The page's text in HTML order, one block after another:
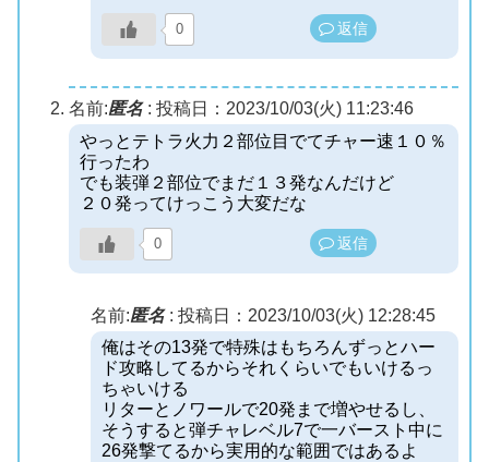
0 返信
名前:匿名: 投稿日：2023/10/03(火) 11:23:46
やっとテトラ火力２部位目でてチャー速１０％
行ったわ
でも装弾２部位でまだ１３発なんだけど
２０発ってけっこう大変だな
0 返信
名前:匿名: 投稿日：2023/10/03(火) 12:28:45
俺はその13発で特殊はもちろんずっとハー
ド攻略してるからそれくらいでもいけるっ
ちゃいける
リターとノワールで20発まで増やせるし、
そうすると弾チャレベル7で一バースト中に
26発撃てるから実用的な範囲ではあるよ